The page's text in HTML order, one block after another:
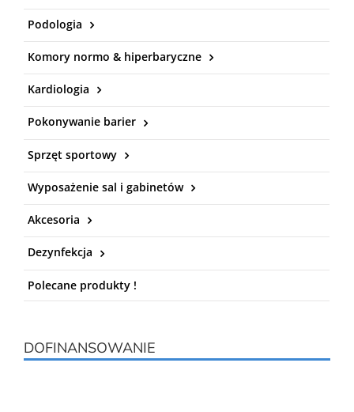
Podologia
Komory normo & hiperbaryczne
Kardiologia
Pokonywanie barier
Sprzęt sportowy
Wyposażenie sal i gabinetów
Akcesoria
Dezynfekcja
Polecane produkty !
DOFINANSOWANIE